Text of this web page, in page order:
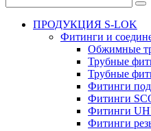
ПРОДУКЦИЯ S-LOK
Фитинги и
Обжимные
Трубные
Трубные
Фитинги под
Фитинги
Фитинги
Фитинги